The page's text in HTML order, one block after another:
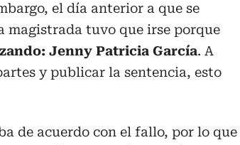
el día anterior a que se
magistrada tuvo que irse porque
Jenny Patricia García. A
y publicar la sentencia, esto
de acuerdo con el fallo, por lo que